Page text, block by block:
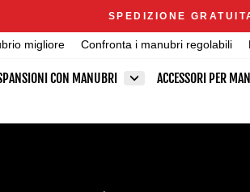
SPEDIZIONE
migliore Confronta i manubri regolabili
CON MANUBRI ACCESSORI PER